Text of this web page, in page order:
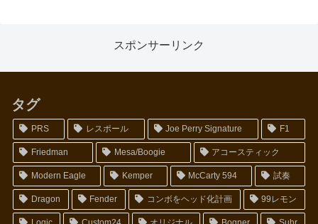
スポンサーリンク
タグ
PRS レスポール Joe Perry Signature F1
Friedman Mesa/Boogie アコースティック
Modern Eagle Kemper McCarty 594 試奏
Dragon Fender コンボをヘッド化計画 99レモン